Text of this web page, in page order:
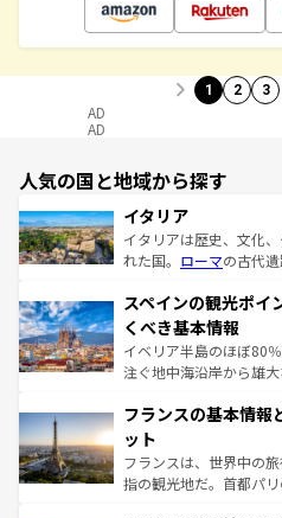
1 2 3
AD
AD
人気の国と地域から探す
イタリア
イタリアは歴史、文化
れた国。 ローマの古代
ろん、トスカーナの美
景など、自然景観も見
ピザやパスタなど、絶
できる。朝目覚めてか
なお、新着のイタリア
しい。
スペインの観光ポイ
くべき基本情報
イベリア半島のほぼ80
注ぐ地中海沿岸から雄
文化が根付くこの国で
れる闘牛、そして美味
る。首都マドリードの
アートに溢れた街角か
フランスの基本情報
ット
フランスは、世界中の
指の観光地だ。首都パ